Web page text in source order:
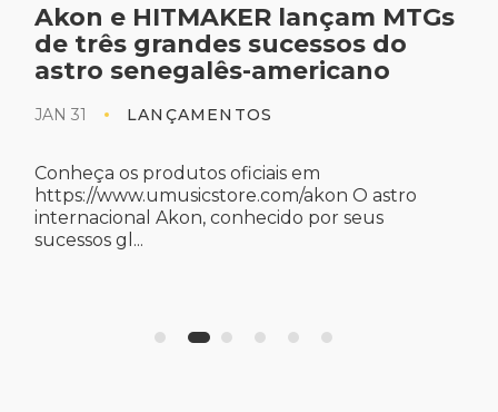
Akon e HITMAKER lançam MTGs
de três grandes sucessos do
astro senegalês-americano
JAN 31 LANÇAMENTOS
Conheça os produtos oficiais em
https://www.umusicstore.com/akon O astro
internacional Akon, conhecido por seus
sucessos gl...